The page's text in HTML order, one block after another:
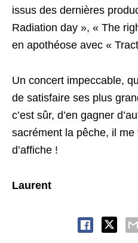
issus des dernières
Radiation day », « The
en apothéose avec «
Un concert impeccable,
de satisfaire ses plus
c’est sûr, d’en gagner
sacrément la pêche, il
d’affiche !
Laurent